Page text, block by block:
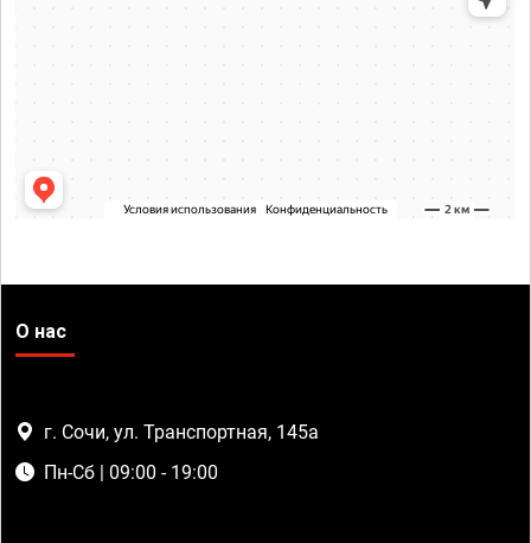
О нас
г. Сочи, ул. Транспортная, 145а
Пн-Сб | 09:00 - 19:00